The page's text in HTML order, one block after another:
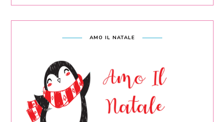
AMO IL NATALE